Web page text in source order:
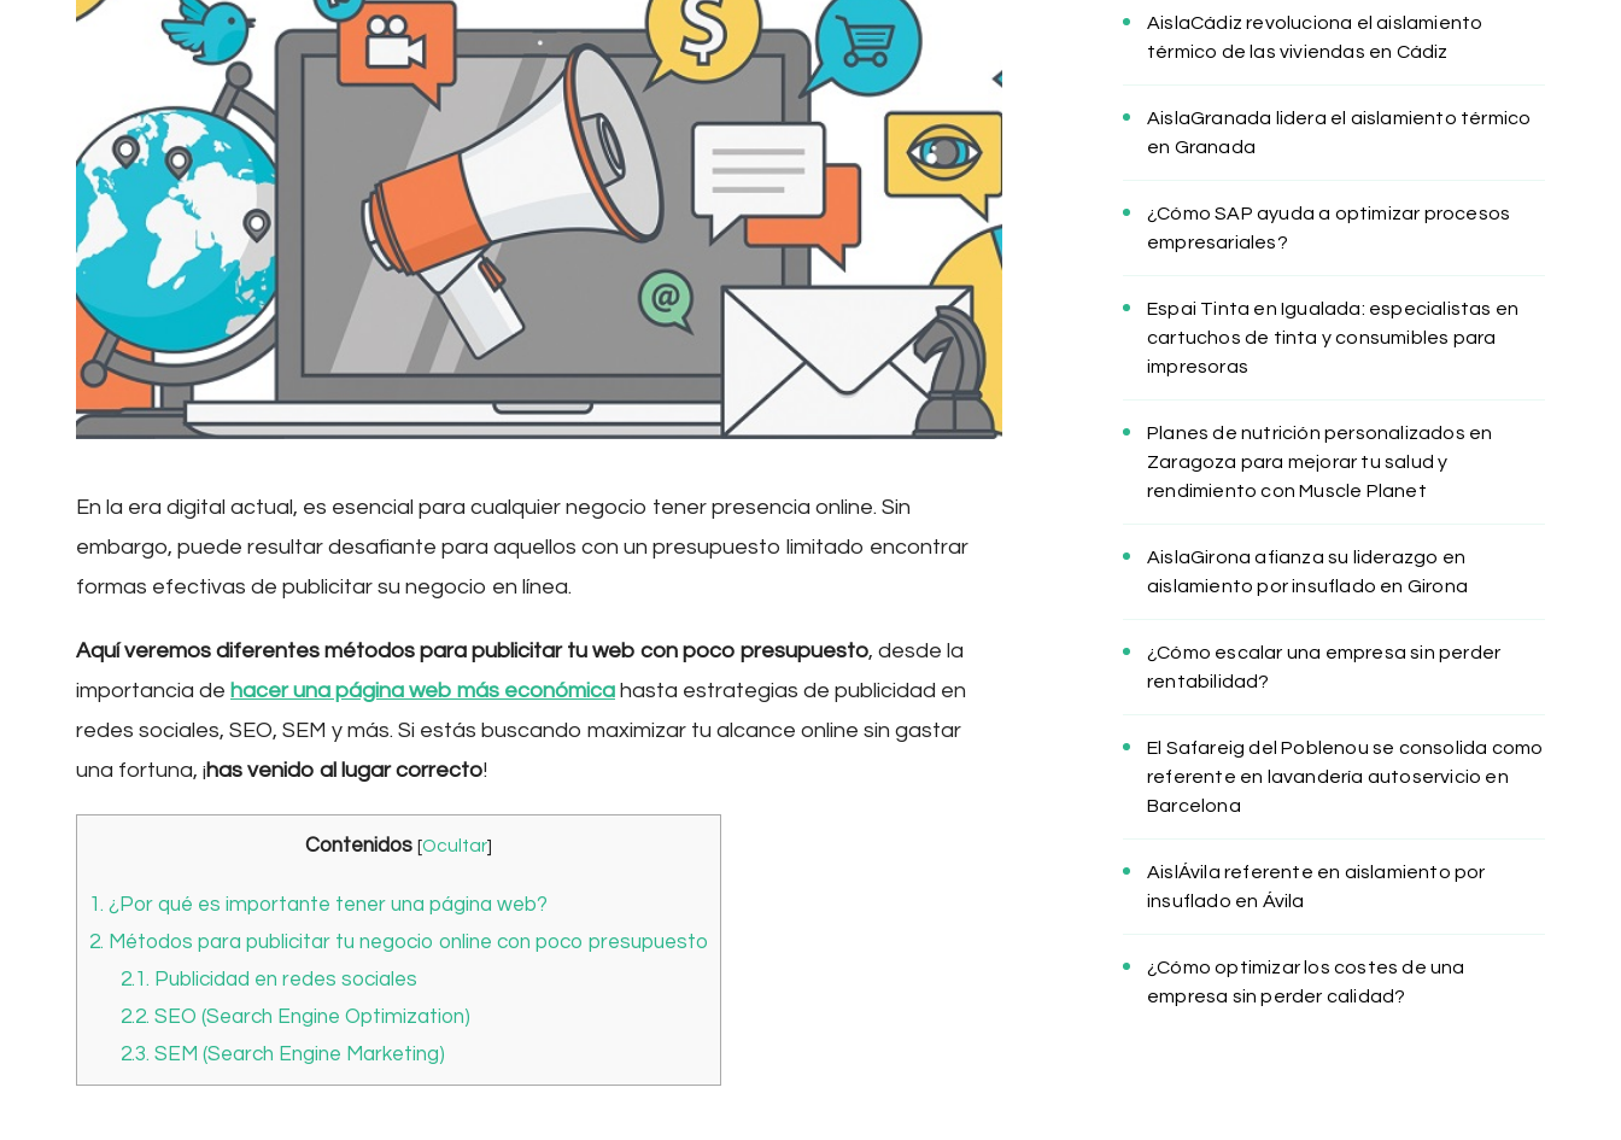
En la era digital actual, es esencial para cualquier negocio tener presencia online. Sin
embargo, puede resultar desafiante para aquellos con un presupuesto limitado encontrar
formas efectivas de publicitar su negocio en línea.
Aquí veremos diferentes métodos para publicitar tu web con poco presupuesto, desde la
importancia de hacer una página web más económica hasta estrategias de publicidad en
redes sociales, SEO, SEM y más. Si estás buscando maximizar tu alcance online sin gastar
una fortuna, ¡has venido al lugar correcto!
Contenidos [Ocultar]
1. ¿Por qué es importante tener una página web?
2. Métodos para publicitar tu negocio online con poco presupuesto
2.1. Publicidad en redes sociales
2.2. SEO (Search Engine Optimization)
2.3. SEM (Search Engine Marketing)
AislaCádiz revoluciona el aislamiento
térmico de las viviendas en Cádiz
AislaGranada lidera el aislamiento térmico
en Granada
¿Cómo SAP ayuda a optimizar procesos
empresariales?
Espai Tinta en Igualada: especialistas en
cartuchos de tinta y consumibles para
impresoras
Planes de nutrición personalizados en
Zaragoza para mejorar tu salud y
rendimiento con Muscle Planet
AislaGirona afianza su liderazgo en
aislamiento por insuflado en Girona
¿Cómo escalar una empresa sin perder
rentabilidad?
El Safareig del Poblenou se consolida como
referente en lavandería autoservicio en
Barcelona
AislÁvila referente en aislamiento por
insuflado en Ávila
¿Cómo optimizar los costes de una
empresa sin perder calidad?